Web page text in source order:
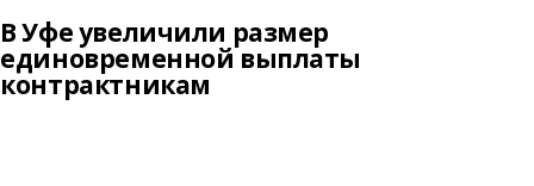
В Уфе увеличили размер
единовременной выплаты
контрактникам